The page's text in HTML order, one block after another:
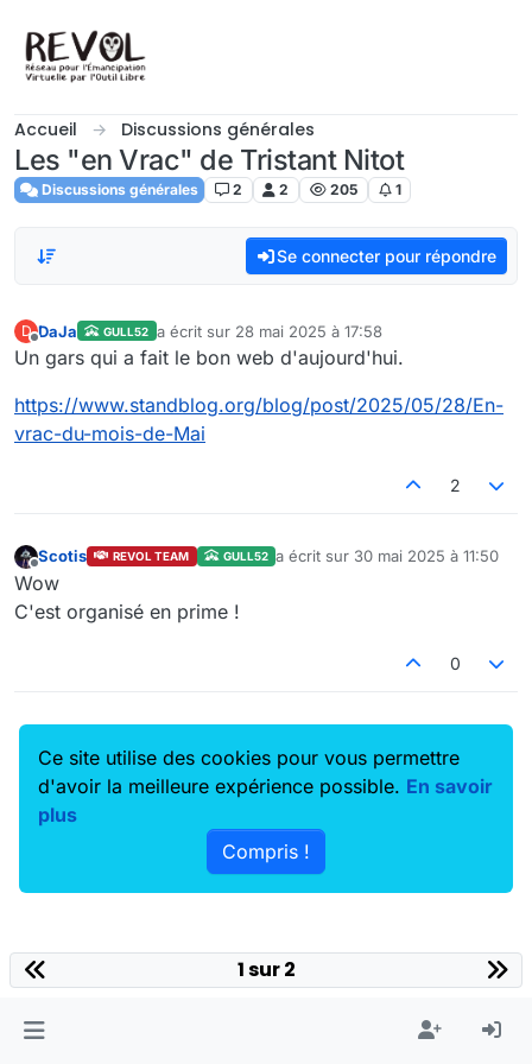
Accueil Discussions générales
Les "en Vrac" de Tristant Nitot
Discussions générales 2 2 205 1
Se connecter pour répondre
D DaJa GULL52 a écrit sur 28 mai 2025 à 17:58
dernière édition par
Un gars qui a fait le bon web d'aujourd'hui.
https://www.standblog.org/blog/post/2025/05/28/En-
vrac-du-mois-de-Mai
2
Scotis REVOL TEAM GULL52 a écrit sur 30 mai 2025 à 11:50
dernière édition par
Wow
C'est organisé en prime !
0
1 sur 2
Ce site utilise des cookies pour vous permettre
d'avoir la meilleure expérience possible. En savoir
plus
Compris !